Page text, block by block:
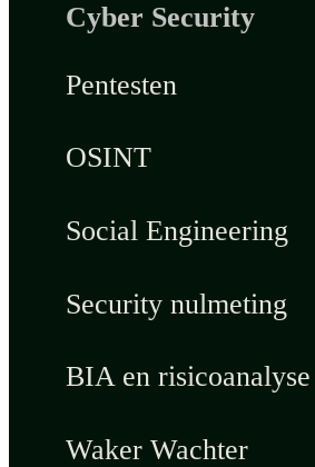
Cyber Security
Pentesten
OSINT
Social Engineering
Security nulmeting
BIA en risicoanalyse
Waker Wachter